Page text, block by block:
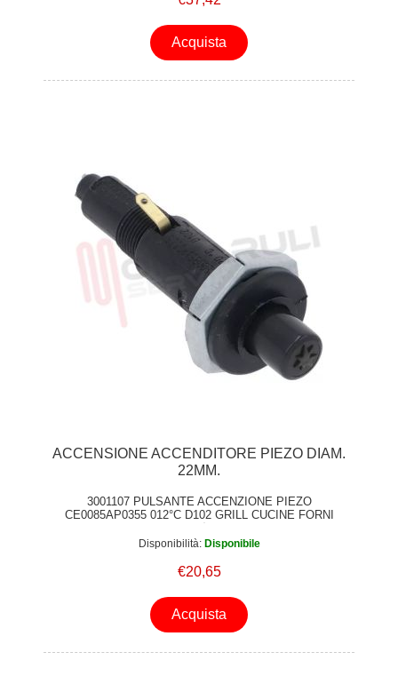
Acquista
ACCENSIONE ACCENDITORE PIEZO DIAM.
22MM.
3001107 PULSANTE ACCENZIONE PIEZO
CE0085AP0355 012°C D102 GRILL CUCINE FORNI
Disponibilità: Disponibile
€20,65
Acquista